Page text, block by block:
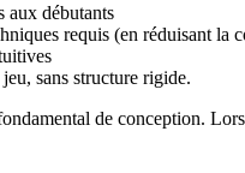
aux débutants
requis (en réduisant la
sans structure rigide.
de conception.